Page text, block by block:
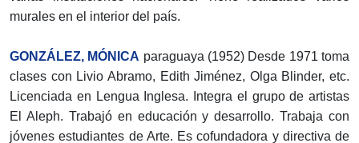
murales en el interior del país.
GONZÁLEZ, MÓNICA paraguaya (1952) Desde 1971 toma
clases con Livio Abramo, Edith Jiménez, Olga Blinder, etc.
Licenciada en Lengua Inglesa. Integra el grupo de artistas
El Aleph. Trabajó en educación y desarrollo. Trabaja con
jóvenes estudiantes de Arte. Es cofundadora y directiva de